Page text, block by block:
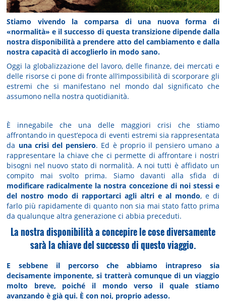
Stiamo vivendo la comparsa di una nuova forma di
«normalità» e il successo di questa transizione dipende dalla
nostra disponibilità a prendere atto del cambiamento e dalla
nostra capacità di accoglierlo in modo sano.
Oggi la globalizzazione del lavoro, delle finanze, dei mercati e
delle risorse ci pone di fronte all’impossibilità di scorporare gli
estremi che si manifestano nel mondo dal significato che
assumono nella nostra quotidianità.
È innegabile che una delle maggiori crisi che stiamo
affrontando in quest’epoca di eventi estremi sia rappresentata
da una crisi del pensiero. Ed è proprio il pensiero umano a
rappresentare la chiave che ci permette di affrontare i nostri
bisogni nel nuovo stato di normalità. A noi tutti è affidato un
compito mai svolto prima. Siamo davanti alla sfida di
modificare radicalmente la nostra concezione di noi stessi e
del nostro modo di rapportarci agli altri e al mondo, e di
farlo più rapidamente di quanto non sia mai stato fatto prima
da qualunque altra generazione ci abbia preceduti.
La nostra disponibilità a concepire le cose diversamente
sarà la chiave del successo di questo viaggio.
E sebbene il percorso che abbiamo intrapreso sia
decisamente imponente, si tratterà comunque di un viaggio
molto breve, poiché il mondo verso il quale stiamo
avanzando è già qui. È con noi, proprio adesso.